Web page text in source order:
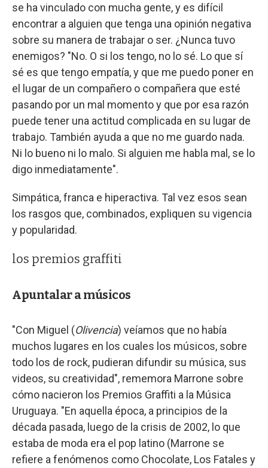
se ha vinculado con mucha gente, y es difícil
encontrar a alguien que tenga una opinión negativa
sobre su manera de trabajar o ser. ¿Nunca tuvo
enemigos? "No. O si los tengo, no lo sé. Lo que sí
sé es que tengo empatía, y que me puedo poner en
el lugar de un compañero o compañera que esté
pasando por un mal momento y que por esa razón
puede tener una actitud complicada en su lugar de
trabajo. También ayuda a que no me guardo nada.
Ni lo bueno ni lo malo. Si alguien me habla mal, se lo
digo inmediatamente".
Simpática, franca e hiperactiva. Tal vez esos sean
los rasgos que, combinados, expliquen su vigencia
y popularidad.
los premios graffiti
Apuntalar a músicos
"Con Miguel (Olivencia) veíamos que no había
muchos lugares en los cuales los músicos, sobre
todo los de rock, pudieran difundir su música, sus
videos, su creatividad", rememora Marrone sobre
cómo nacieron los Premios Graffiti a la Música
Uruguaya. "En aquella época, a principios de la
década pasada, luego de la crisis de 2002, lo que
estaba de moda era el pop latino (Marrone se
refiere a fenómenos como Chocolate, Los Fatales y